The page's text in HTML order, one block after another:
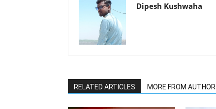
Dipesh Kushwaha
RELATED ARTICLES MORE FROM AUTHOR